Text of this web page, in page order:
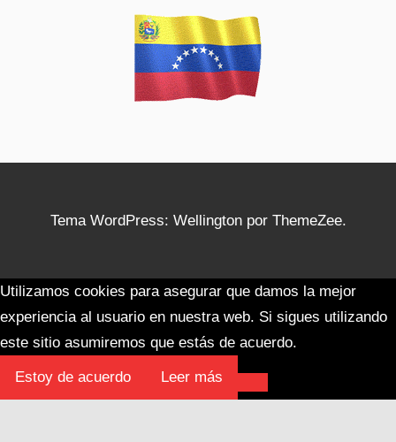
Tema WordPress: Wellington por ThemeZee.
Utilizamos cookies para asegurar que damos la mejor
experiencia al usuario en nuestra web. Si sigues utilizando
este sitio asumiremos que estás de acuerdo.
Estoy de acuerdo Leer más